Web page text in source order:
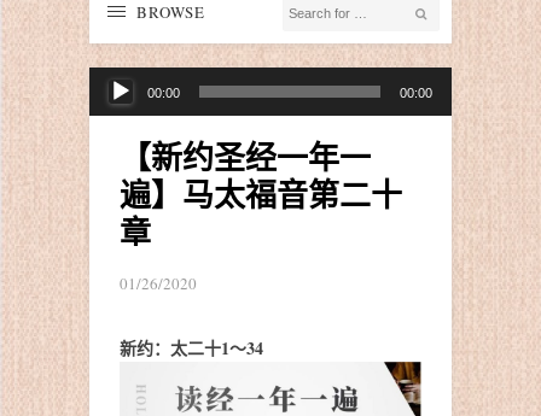
BROWSE
00:00 00:00
【新约圣经一年一
遍】马太福音第二十
章
01/26/2020
新约： 太二十1～34